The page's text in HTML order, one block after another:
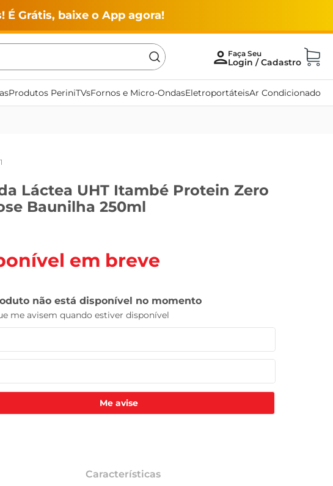
É Grátis, baixe o App agora!
Produtos PeriniTVsFornos e Micro-OndasEletroportáteisAr Condicionado
Láctea UHT Itambé Protein Zero
Baunilha 250ml
em breve
Me avise
Características